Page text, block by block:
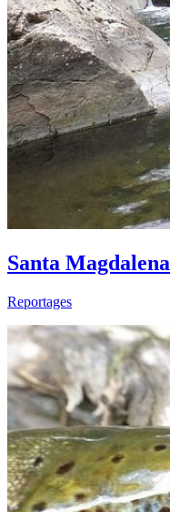
Santa Magdalena
Reportages